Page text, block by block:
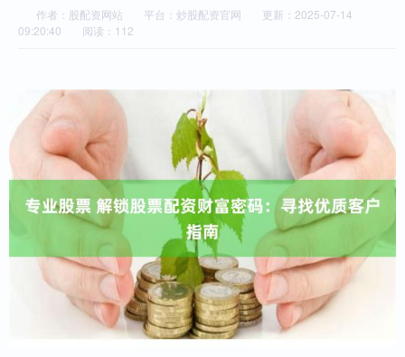
作者：股配资网站 平台：炒股配资官网
更新：2025-07-14
09:20:40
阅读：112